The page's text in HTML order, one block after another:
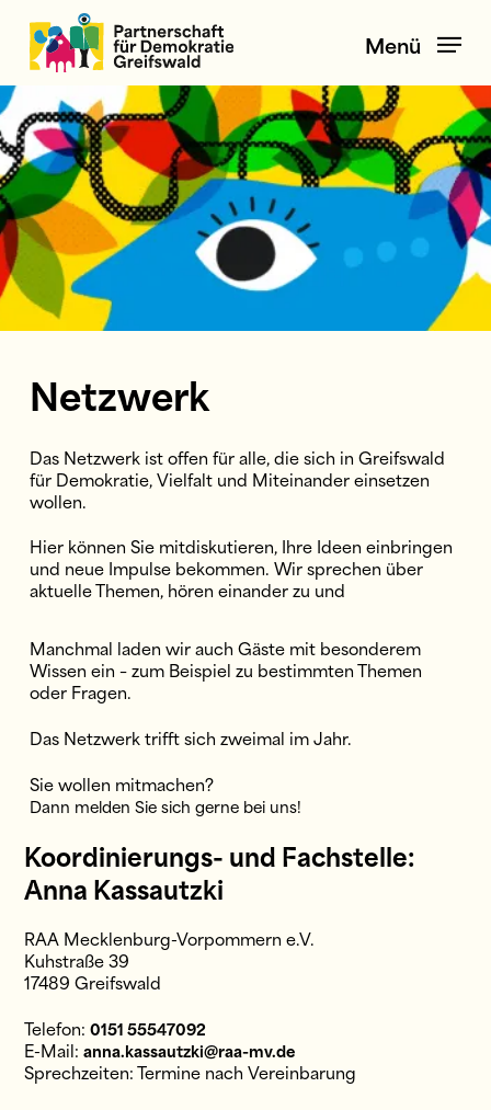
main
content
Menü
Netzwerk
Das Netzwerk ist offen für alle, die sich in Greifswald
für Demokratie, Vielfalt und Miteinander einsetzen
wollen.
Hier können Sie mitdiskutieren, Ihre Ideen einbringen
und neue Impulse bekommen. Wir sprechen über
aktuelle Themen, hören einander zu und
Manchmal laden wir auch Gäste mit besonderem
Wissen ein – zum Beispiel zu bestimmten Themen
oder Fragen.
Das Netzwerk trifft sich zweimal im Jahr.
Sie wollen mitmachen?
Dann melden Sie sich gerne bei uns!
Koordinierungs- und Fachstelle:
Anna Kassautzki
RAA Mecklenburg-Vorpommern e.V.
Kuhstraße 39
17489 Greifswald
Telefon:0151 55547092
E-Mail:anna.kassautzki@raa-mv.de
Sprechzeiten: Termine nach Vereinbarung